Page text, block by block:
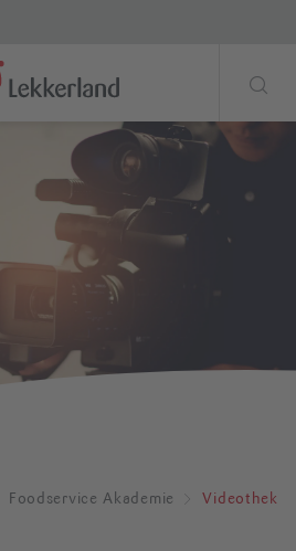
Foodservice Akademie Videothek